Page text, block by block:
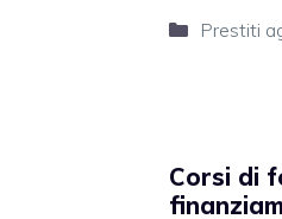
Categorie
Prestiti
Corsi di